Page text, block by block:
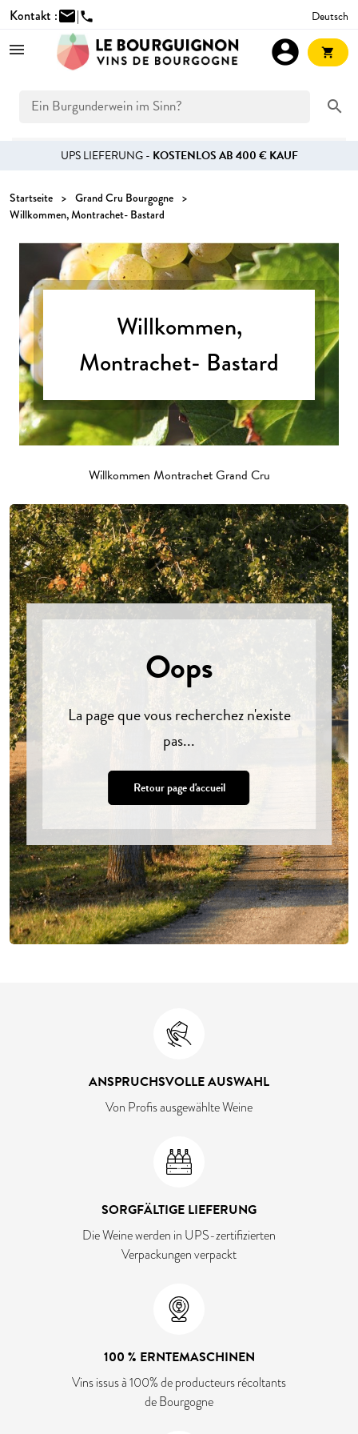
Kontakt :mail|phone Deutsch
search
account_circle shopping_cart
UPS LIEFERUNG - KOSTENLOS AB 400 € KAUF
Startseite
Grand Cru Bourgogne
Willkommen, Montrachet- Bastard
Willkommen,
Montrachet- Bastard
Willkommen Montrachet Grand Cru
Oops
La page que vous recherchez n'existe
pas...
Retour page d'accueil
ANSPRUCHSVOLLE AUSWAHL
Von Profis ausgewählte Weine
SORGFÄLTIGE LIEFERUNG
Die Weine werden in UPS-zertifizierten
Verpackungen verpackt
100 % ERNTEMASCHINEN
Vins issus à 100% de producteurs récoltants
de Bourgogne